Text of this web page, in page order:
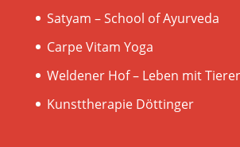
Satyam – School of Ayurveda
Carpe Vitam Yoga
Weldener Hof – Leben mit
Kunsttherapie Döttinger